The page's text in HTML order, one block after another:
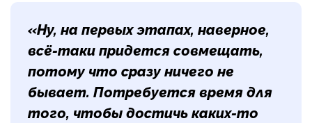
«Ну, на первых этапах, наверное,
всё-таки придется совмещать,
потому что сразу ничего не
бывает. Потребуется время для
того, чтобы достичь каких-то